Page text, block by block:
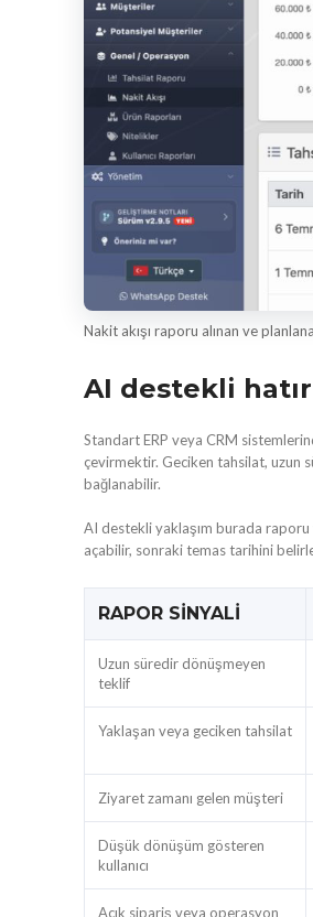
Nakit akışı raporu alınan ve
AI destekli
Standart ERP veya CRM
çevirmektir. Geciken tahsilat, uzun
bağlanabilir.
AI destekli yaklaşım burada raporu
açabilir, sonraki temas tarihini
RAPOR SINYALI
Uzun süredir dönüşmeyen
teklif
Yaklaşan veya geciken tahsilat
Ziyaret zamanı gelen müşteri
Düşük dönüşüm gösteren
kullanıcı
Açık sipariş veya operasyon